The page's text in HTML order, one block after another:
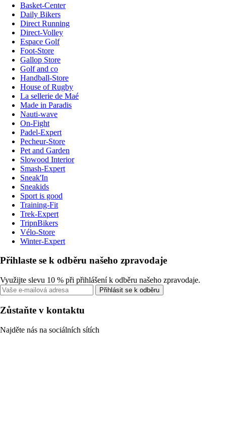
Basket-Center
Daily Bikers
Direct Running
Direct-Volley
Espace Golf
Foot-Store
Gallop Store
Golf and co
Handball-Store
House of Rugby
La sellerie de Maé
Made in Paradis
Nauti-wave
On-Fight
Padel-Expert
Pecheur-Store
Pet and Garden
Slowood Interior
Smash-Expert
Sneak'In
Sneakids
Sport is good
Training-Fit
Trek-Expert
TripnBikers
Vélo-Store
Winter-Expert
Přihlaste se k odběru našeho zpravodaje
Využijte slevu 10 % při přihlášení k odběru našeho zpravodaje.
Přihlásit se k odběru
Zůstaňte v kontaktu
Najděte nás na sociálních sítích